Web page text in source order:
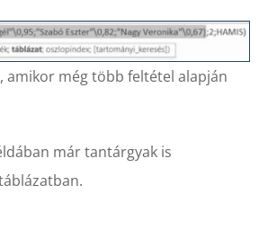
amikor még több feltétel alapján
már tantárgyak is